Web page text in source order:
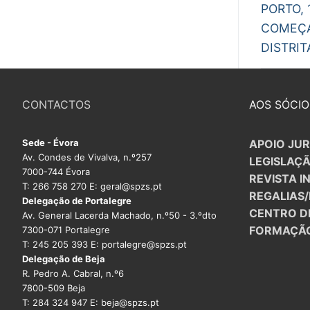
de
Previous
post:
PORTO,
CONTACTOS
Sede - Évora
Av. Condes de Vivalva, n.º257
7000-744 Évora
T: 266 758 270 E: geral@spzs.pt
Delegação de Portalegre
Av. General Lacerda Machado, n.º50 - 3.ºdto
7300-071 Portalegre
T: 245 205 393 E: portalegre@spzs.pt
Delegação de Beja
R. Pedro A. Cabral, n.º6
7800-509 Beja
T: 284 324 947 E: beja@spzs.pt
AOS
APOIO
REVISTA
CENTRO